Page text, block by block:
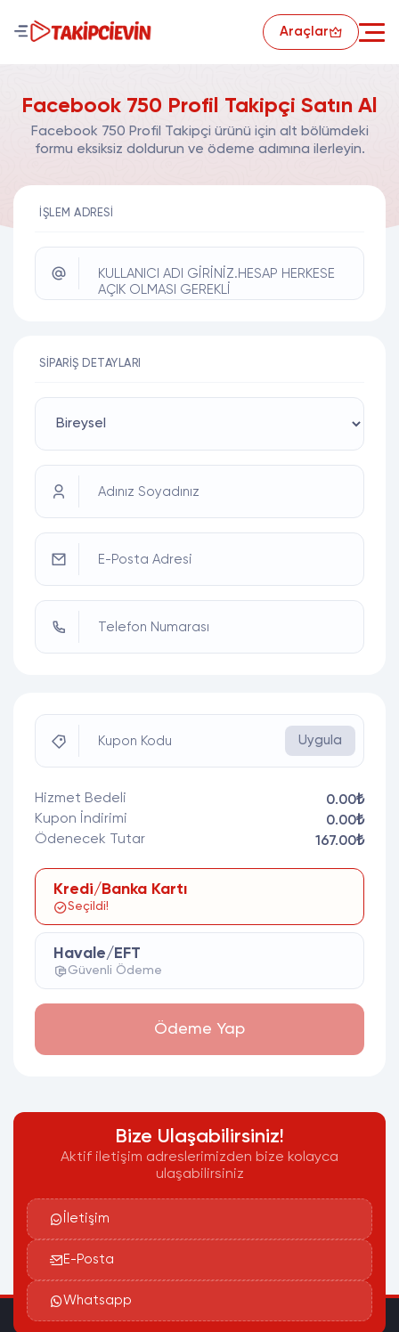
Araçlar
Facebook 750 Profil Takipçi Satın Al
Facebook 750 Profil Takipçi ürünü için alt bölümdeki
formu eksiksiz doldurun ve ödeme adımına ilerleyin.
İŞLEM ADRESI
KULLANICI ADI GİRİNİZ.HESAP HERKESE
AÇIK OLMASI GEREKLİ
SIPARIŞ DETAYLARI
Adınız Soyadınız
E-Posta Adresi
Telefon Numarası
Kupon Kodu Uygula
Hizmet Bedeli
0.00₺
Kupon İndirimi
0.00₺
Ödenecek Tutar
167.00₺
Kredi/Banka Kartı
Seçildi!
Havale/EFT
Güvenli Ödeme
Ödeme Yap
Bize Ulaşabilirsiniz!
Aktif iletişim adreslerimizden bize kolayca
ulaşabilirsiniz
İletişim
E-Posta
Whatsapp